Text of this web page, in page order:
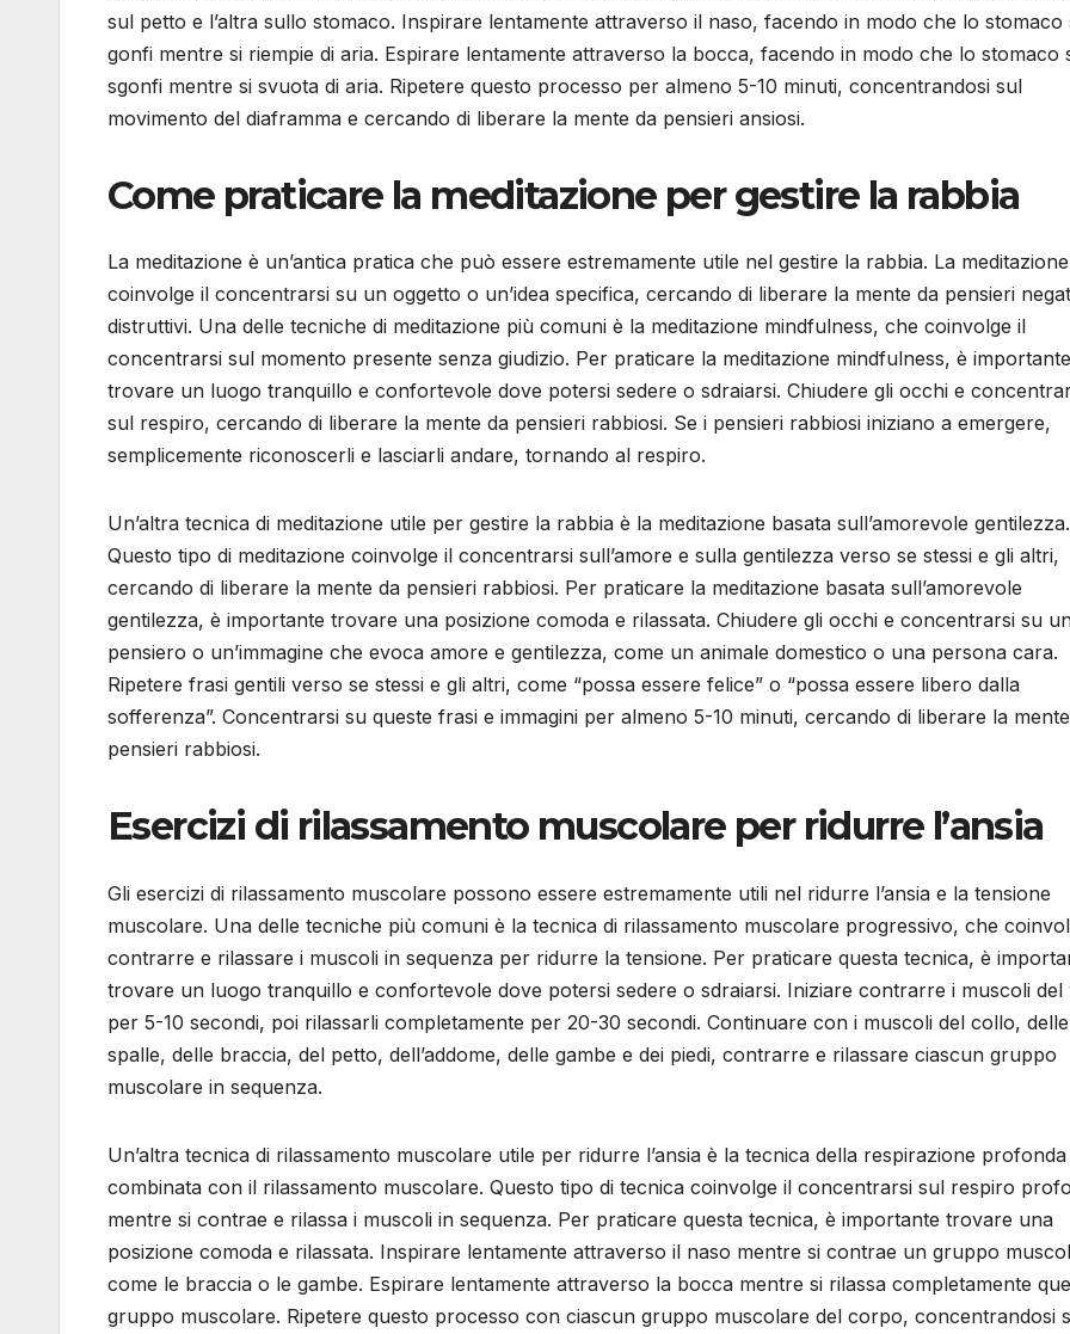
sul petto e l’altra sullo stomaco. Inspirare lentamente attraverso il naso, facendo in modo che lo stomaco
gonfi mentre si riempie di aria. Espirare lentamente attraverso la bocca, facendo in modo che lo stomaco
sgonfi mentre si svuota di aria. Ripetere questo processo per almeno 5-10 minuti, concentrandosi sul
movimento del diaframma e cercando di liberare la mente da pensieri ansiosi.
Come praticare la meditazione per gestire la rabbia
La meditazione è un’antica pratica che può essere estremamente utile nel gestire la rabbia. La meditazione
coinvolge il concentrarsi su un oggetto o un’idea specifica, cercando di liberare la mente da pensieri
distruttivi. Una delle tecniche di meditazione più comuni è la meditazione mindfulness, che coinvolge il
concentrarsi sul momento presente senza giudizio. Per praticare la meditazione mindfulness, è importante
trovare un luogo tranquillo e confortevole dove potersi sedere o sdraiarsi. Chiudere gli occhi e
sul respiro, cercando di liberare la mente da pensieri rabbiosi. Se i pensieri rabbiosi iniziano a emergere,
semplicemente riconoscerli e lasciarli andare, tornando al respiro.
Un’altra tecnica di meditazione utile per gestire la rabbia è la meditazione basata sull’amorevole gentilezza.
Questo tipo di meditazione coinvolge il concentrarsi sull’amore e sulla gentilezza verso se stessi e gli altri,
cercando di liberare la mente da pensieri rabbiosi. Per praticare la meditazione basata sull’amorevole
gentilezza, è importante trovare una posizione comoda e rilassata. Chiudere gli occhi e concentrarsi su
pensiero o un’immagine che evoca amore e gentilezza, come un animale domestico o una persona cara.
Ripetere frasi gentili verso se stessi e gli altri, come “possa essere felice” o “possa essere libero dalla
sofferenza”. Concentrarsi su queste frasi e immagini per almeno 5-10 minuti, cercando di liberare la
pensieri rabbiosi.
Esercizi di rilassamento muscolare per ridurre l’ansia
Gli esercizi di rilassamento muscolare possono essere estremamente utili nel ridurre l’ansia e la tensione
muscolare. Una delle tecniche più comuni è la tecnica di rilassamento muscolare progressivo, che
contrarre e rilassare i muscoli in sequenza per ridurre la tensione. Per praticare questa tecnica, è
trovare un luogo tranquillo e confortevole dove potersi sedere o sdraiarsi. Iniziare contrarre i muscoli del
per 5-10 secondi, poi rilassarli completamente per 20-30 secondi. Continuare con i muscoli del collo, delle
spalle, delle braccia, del petto, dell’addome, delle gambe e dei piedi, contrarre e rilassare ciascun gruppo
muscolare in sequenza.
Un’altra tecnica di rilassamento muscolare utile per ridurre l’ansia è la tecnica della respirazione profonda
combinata con il rilassamento muscolare. Questo tipo di tecnica coinvolge il concentrarsi sul respiro
mentre si contrae e rilassa i muscoli in sequenza. Per praticare questa tecnica, è importante trovare una
posizione comoda e rilassata. Inspirare lentamente attraverso il naso mentre si contrae un gruppo
come le braccia o le gambe. Espirare lentamente attraverso la bocca mentre si rilassa completamente
gruppo muscolare. Ripetere questo processo con ciascun gruppo muscolare del corpo, concentrandosi